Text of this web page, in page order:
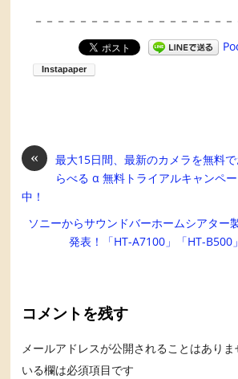
－－－－－－－－－－－－－－－－－－
«
最大15日間、最新のカメラを無料
らべる α 無料トライアルキャンペ
中！
ソニーからサウンドバーホームシアター
発表！「HT-A7100」「HT-B500
コメントを残す
メールアドレスが公開されることはありま
いる欄は必須項目です